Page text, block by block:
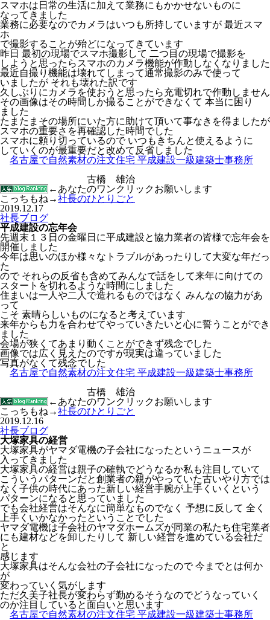
スマホは日常の生活に加えて業務にもかかせないものに
なってきました
業務に必要なのでカメラはいつも所持していますが 最近スマ
ホ
で撮影することが殆どになってきています
昨日 最初の現場でスマホ撮影して 二つ目の現場で撮影を
しようと思ったらスマホのカメラ機能が作動しなくなりました
最近自撮り機能は壊れてしまって通常撮影のみで使って
いましたが それも壊れた訳です
久しぶりにカメラを使おうと思ったら充電切れで作動しません
その画像はその時間しか撮ることができなくて 本当に困り
ました
たまたまその場所にいた方に助けて頂いて事なきを得ましたが
スマホの重要さを再確認した時間でした
スマホに頼り切っているので いつもきちんと使えるように
していくのが最重要だと改めて反省しました
名古屋で自然素材の注文住宅 平成建設一級建築士事務所
古橋 雄治
←あなたのワンクリックお願いします
こっちもね→社長のひとりごと
2019.12.17
社長ブログ
平成建設の忘年会
先週末１３日の金曜日に平成建設と協力業者の皆様で忘年会を
開催しました
今年は思いのほか様々なトラブルがあったりして大変な年だっ
た
ので それらの反省も含めてみんなで話をして来年に向けての
スタートを切れるような時間にしました
住まいは一人や二人で造れるものではなく みんなの協力があ
って
こそ 素晴らしいものになると考えています
来年からも力を合わせてやっていきたいと心に誓うことができ
ました
会場が狭くてあまり動くことができず残念でした
画像では広く見えたのですが現実は違っていました
写真がなくて残念でした
名古屋で自然素材の注文住宅 平成建設一級建築士事務所
古橋 雄治
←あなたのワンクリックお願いします
こっちもね→社長のひとりごと
2019.12.16
社長ブログ
大塚家具の経営
大塚家具がヤマダ電機の子会社になったというニュースが
入ってきました
大塚家具の経営は親子の確執でどうなるか私も注目していて
こういうパターンだと創業者の親がやっていた古いやり方では
なく子供の時代にあった新しい経営手腕が上手くいくという
パターンになると思っていました
でも会社経営はそんなに簡単なものでなく 予想に反して 全く
上手くいかなかったということでした
ヤマダ電機は子会社のヤマダホームズが同業の私たち住宅業者
にも建材などを卸したりして 新しい経営を進めている会社だ
と
感じます
大塚家具はそんな会社の子会社になったので 今までとは何か
が
変わっていく気がします
ただ久美子社長が変わらず勤めるそうなのでどうなっていく
のか注目していると面白いと思います
名古屋で自然素材の注文住宅 平成建設一級建築士事務所